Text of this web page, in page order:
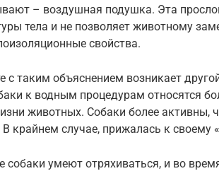
– воздушная подушка. Эта
тела и не позволяет животному
свойства.
с таким объяснением возникает
к водным процедурам относятся
животных. Собаки более активны,
крайнем случае, прижалась к своему
собаки умеют отряхиваться, и во